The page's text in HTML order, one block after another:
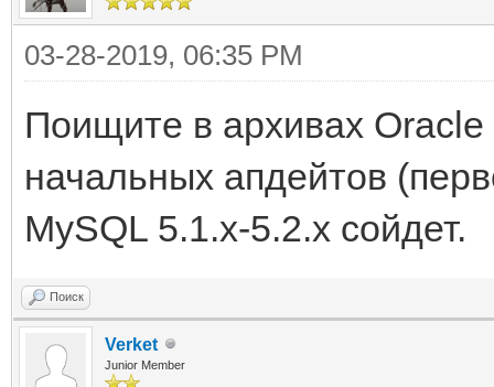
03-28-2019, 06:35 PM
Поищите в архивах
начальных апдейтов
MySQL 5.1.x-5.2.x сойдет.
Поиск
Verket
Junior Member